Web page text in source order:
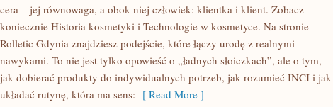
cera – jej równowaga, a obok niej człowiek: klientka i klient. Zobacz
koniecznie Historia kosmetyki i Technologie w kosmetyce. Na stronie
Rolletic Gdynia znajdziesz podejście, które łączy urodę z realnymi
nawykami. To nie jest tylko opowieść o „ładnych słoiczkach”, ale o tym,
jak dobierać produkty do indywidualnych potrzeb, jak rozumieć INCI i jak
układać rutynę, która ma sens: [ Read More ]